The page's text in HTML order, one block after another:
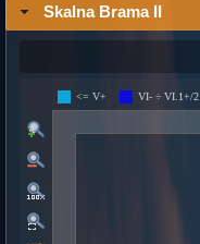
Skalna Brama II
<= V+ VI- ÷ VI.1+/2